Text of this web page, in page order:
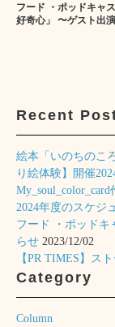
フード ・ポッドキャ
好奇心」 〜ゲスト出
Recent
絵本「いのちのこ
り絵体験】開催
2024年度のスケジ
フード ・ポッドキ
らせ 2023/12/02
【PR TIMES】ス
Category
Column